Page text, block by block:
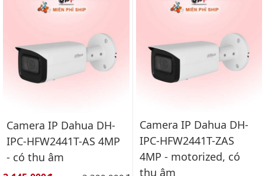
Camera IP Dahua DH-
IPC-HFW2441T-AS 4MP
- có thu âm
Camera IP Dahua DH-
IPC-HFW2441T-ZAS
4MP - motorized, có
thu âm